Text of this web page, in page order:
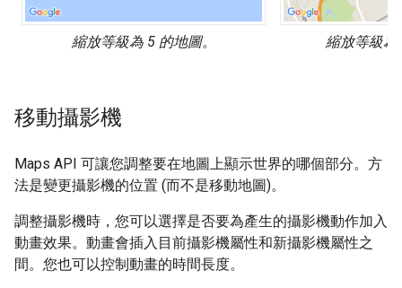
縮放等級為 5 的地圖。 縮放等級為
移動攝影機
Maps API 可讓您調整要在地圖上顯示世界的哪個部分。方
法是變更攝影機的位置 (而不是移動地圖)。
調整攝影機時，您可以選擇是否要為產生的攝影機動作加入
動畫效果。動畫會插入目前攝影機屬性和新攝影機屬性之
間。您也可以控制動畫的時間長度。